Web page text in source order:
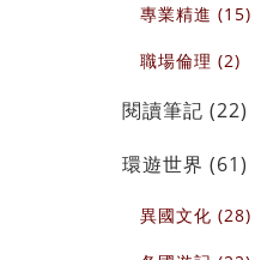
專業精進 (15)
職場倫理 (2)
閱讀筆記 (22)
環遊世界 (61)
異國文化 (28)